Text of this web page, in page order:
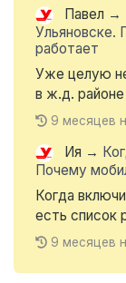
Павел →
Ульяновске.
работает
Уже целую
в ж.д.
9 месяцев
Ия →
Почему
Когда
есть список
9 месяцев